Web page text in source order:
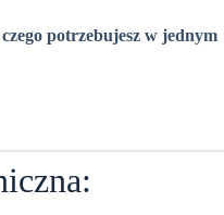
potrzebujesz w jednym